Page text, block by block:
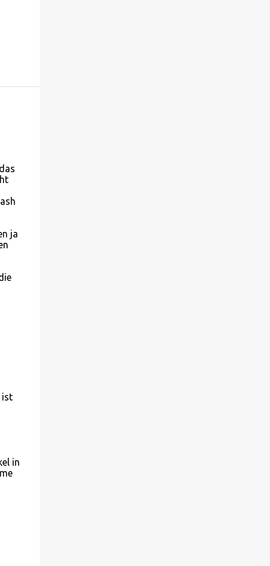
ja
ist
in